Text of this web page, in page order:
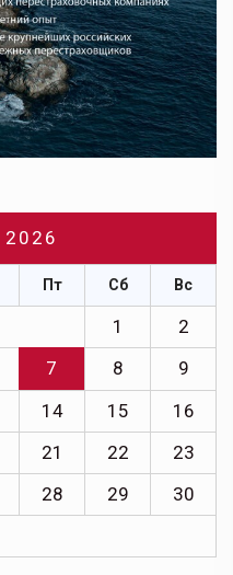
Пт Сб Вс
1
2
7 8
9
14 15
16
21 22
23
28 29
30